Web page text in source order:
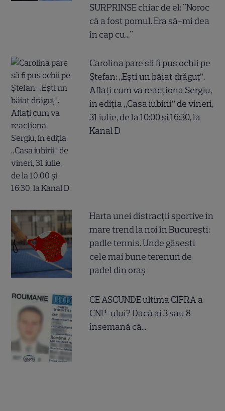
SURPRINSE chiar de el: "Noroc
că a fost pomul. Era să-mi dea
în cap cu..."
Carolina pare să fi pus ochii pe
Ștefan: „Ești un băiat drăguț”.
Aflați cum va reacționa Sergiu,
în ediția „Casa iubirii” de vineri,
31 iulie, de la 10:00 și 16:30, la
Kanal D
Harta unei distracții sportive în
mare trend la noi în București:
padle tennis. Unde găsești
cele mai bune terenuri de
padel din oraș
CE ASCUNDE ultima CIFRA a
CNP-ului? Dacă ai 3 sau 8
însemană că...